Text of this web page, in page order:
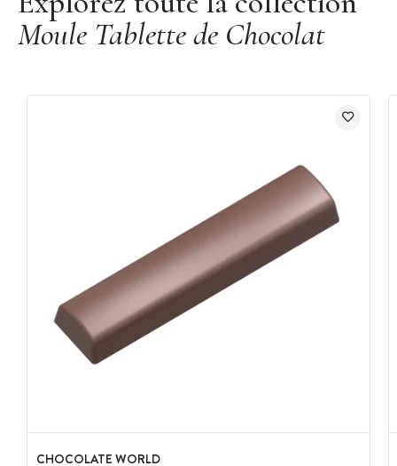
Moule Tablette de Chocolat
CHOCOLATE WORLD